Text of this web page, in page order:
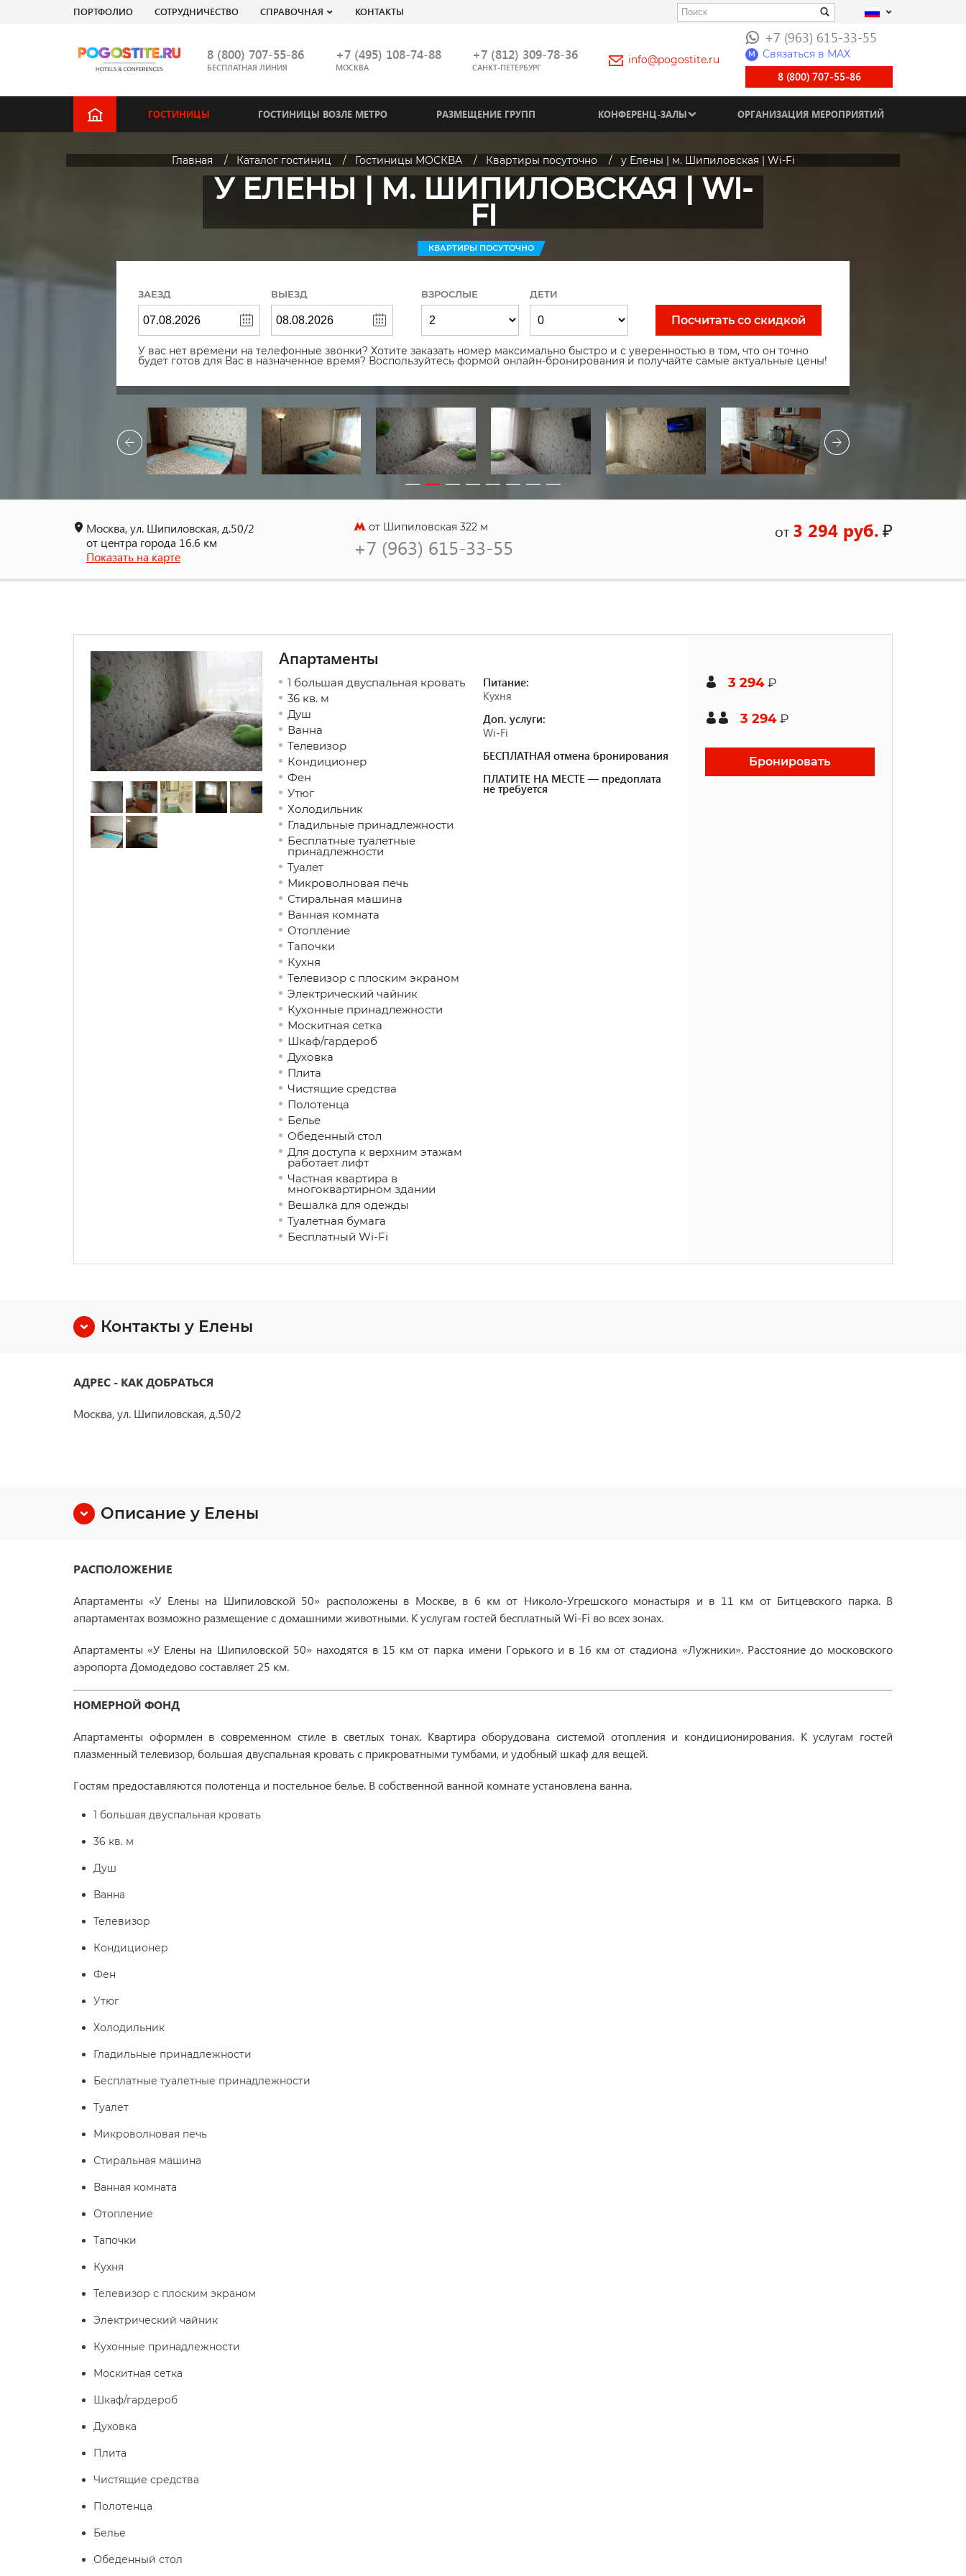
ПОРТФОЛИО СОТРУДНИЧЕСТВО СПРАВОЧНАЯ КОНТАКТЫ
8 (800) 707-55-86
БЕСПЛАТНАЯ ЛИНИЯ
+7 (495) 108-74-88
МОСКВА
+7 (812) 309-78-36
САНКТ-ПЕТЕРБУРГ
info@pogostite.ru
+7 (963) 615-33-55
M Связаться в МАХ
8 (800) 707-55-86
ГОСТИНИЦЫ ГОСТИНИЦЫ ВОЗЛЕ МЕТРО РАЗМЕЩЕНИЕ ГРУПП КОНФЕРЕНЦ-ЗАЛЫ ОРГАНИЗАЦИЯ МЕРОПРИЯТИЙ
Главная Каталог гостиниц Гостиницы МОСКВА Квартиры посуточно у Елены | м. Шипиловская | Wi-Fi
У ЕЛЕНЫ | М. ШИПИЛОВСКАЯ | WI-
FI
КВАРТИРЫ ПОСУТОЧНО
ЗАЕЗД ВЫЕЗД ВЗРОСЛЫЕ ДЕТИ
Посчитать со скидкой
У вас нет времени на телефонные звонки? Хотите заказать номер максимально быстро и с уверенностью в том, что он точно
будет готов для Вас в назначенное время? Воспользуйтесь формой онлайн-бронирования и получайте самые актуальные цены!
Москва, ул. Шипиловская, д.50/2
от центра города 16.6 км
Показать на карте
от Шипиловская 322 м
+7 (963) 615-33-55
от 3 294 руб.₽
Апартаменты
1 большая двуспальная кровать
36 кв. м
Душ
Ванна
Телевизор
Кондиционер
Фен
Утюг
Холодильник
Гладильные принадлежности
Бесплатные туалетные
принадлежности
Туалет
Микроволновая печь
Стиральная машина
Ванная комната
Отопление
Тапочки
Кухня
Телевизор с плоским экраном
Электрический чайник
Кухонные принадлежности
Москитная сетка
Шкаф/гардероб
Духовка
Плита
Чистящие средства
Полотенца
Белье
Обеденный стол
Для доступа к верхним этажам
работает лифт
Частная квартира в
многоквартирном здании
Вешалка для одежды
Туалетная бумага
Бесплатный Wi-Fi
Питание:
Кухня
Доп. услуги:
Wi-Fi
БЕСПЛАТНАЯ отмена бронирования
ПЛАТИТЕ НА МЕСТЕ — предоплата
не требуется
3 294 ₽
3 294 ₽
Бронировать
Контакты у Елены
АДРЕС - КАК ДОБРАТЬСЯ
Москва, ул. Шипиловская, д.50/2
Описание у Елены
РАСПОЛОЖЕНИЕ
Апартаменты «У Елены на Шипиловской 50» расположены в Москве, в 6 км от Николо-Угрешского монастыря и в 11 км от Битцевского парка. В
апартаментах возможно размещение с домашними животными. К услугам гостей бесплатный Wi-Fi во всех зонах.
Апартаменты «У Елены на Шипиловской 50» находятся в 15 км от парка имени Горького и в 16 км от стадиона «Лужники». Расстояние до московского
аэропорта Домодедово составляет 25 км.
НОМЕРНОЙ ФОНД
Апартаменты оформлен в современном стиле в светлых тонах. Квартира оборудована системой отопления и кондиционирования. К услугам гостей
плазменный телевизор, большая двуспальная кровать с прикроватными тумбами, и удобный шкаф для вещей.
Гостям предоставляются полотенца и постельное белье. В собственной ванной комнате установлена ванна.
1 большая двуспальная кровать
36 кв. м
Душ
Ванна
Телевизор
Кондиционер
Фен
Утюг
Холодильник
Гладильные принадлежности
Бесплатные туалетные принадлежности
Туалет
Микроволновая печь
Стиральная машина
Ванная комната
Отопление
Тапочки
Кухня
Телевизор с плоским экраном
Электрический чайник
Кухонные принадлежности
Москитная сетка
Шкаф/гардероб
Духовка
Плита
Чистящие средства
Полотенца
Белье
Обеденный стол